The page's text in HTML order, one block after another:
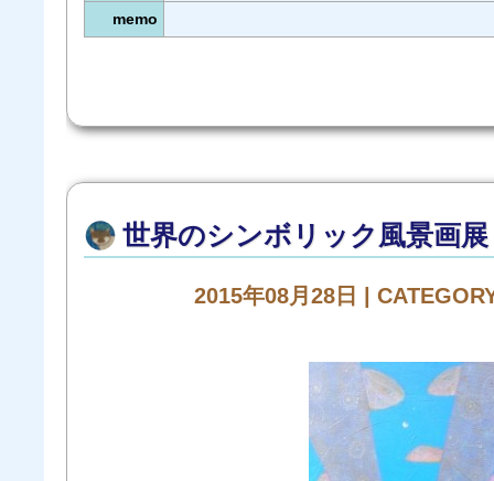
memo
世界のシンボリック風景画展
2015年08月28日 |